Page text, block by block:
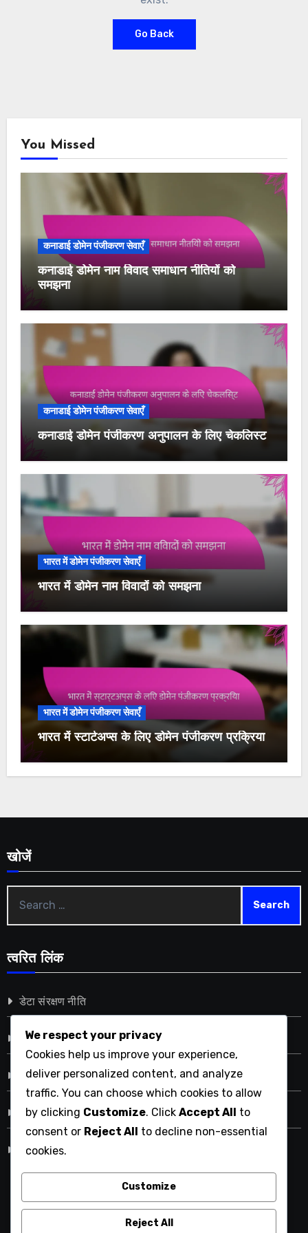
Go Back
You Missed
कनाडाई डोमेन पंजीकरण सेवाएँ
कनाडाई डोमेन नाम विवाद समाधान नीतियों को
समझना
कनाडाई डोमेन पंजीकरण सेवाएँ
कनाडाई डोमेन पंजीकरण अनुपालन के लिए चेकलिस्ट
भारत में डोमेन पंजीकरण सेवाएँ
भारत में डोमेन नाम विवादों को समझना
भारत में डोमेन पंजीकरण सेवाएँ
भारत में स्टार्टअप्स के लिए डोमेन पंजीकरण प्रक्रिया
खोजें
त्वरित लिंक
डेटा संरक्षण नीति
संपर्क में रहें
नियम और शर्तें
हमारी कहानी
कुकी प्राथमिकताएँ
ijirssc.in
We respect your privacy
Cookies help us improve your experience,
deliver personalized content, and analyze
traffic. You can choose which cookies to allow
by clicking Customize. Click Accept All to
consent or Reject All to decline non-essential
cookies.
Customize
Reject All